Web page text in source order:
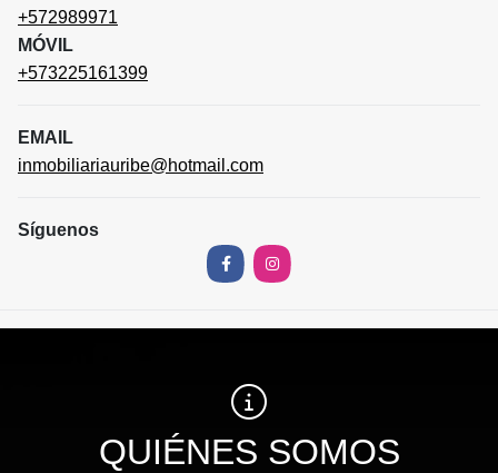
+572989971
MÓVIL
+573225161399
EMAIL
inmobiliariauribe@hotmail.com
Síguenos
FacebookInstagram
QUIÉNES SOMOS